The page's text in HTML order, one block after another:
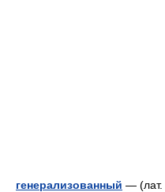
генерализованный — (лат.